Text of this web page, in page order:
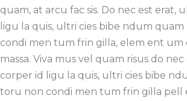
quam, at arcu fac sis. Do nec est erat,
ligu la quis, ultri cies bibe ndum
condi men tum frin gilla, elem ent um
massa. Viva mus vel quam risus do
corper id ligu la quis, ultri cies bibe
toru non condi men tum frin gilla pell